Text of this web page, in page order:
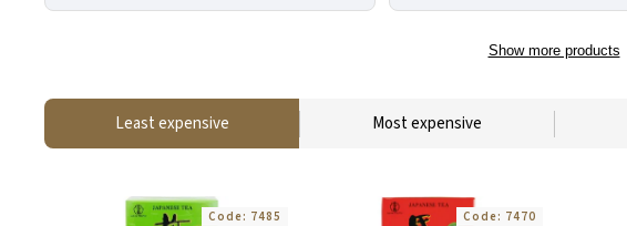
Show more products
Least expensive Most expensive
Code: 7485 Code: 7470